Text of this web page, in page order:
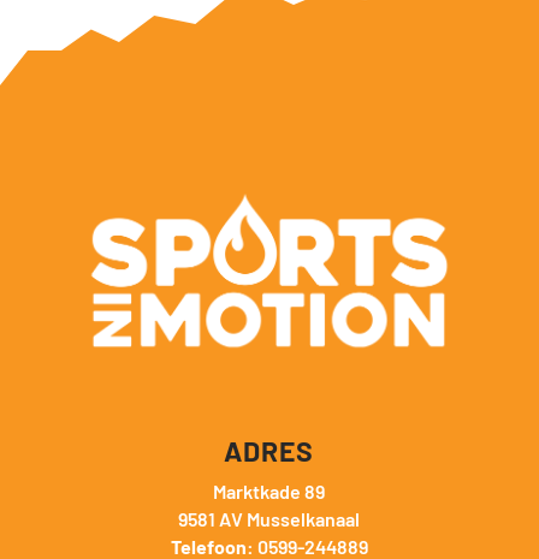
ADRES
Marktkade 89
9581 AV Musselkanaal
Telefoon: 0599-244889